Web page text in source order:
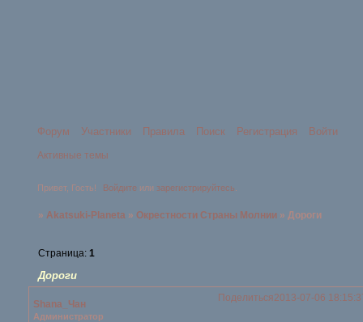
Форум Участники Правила Поиск Регистрация Войти
Активные темы
Привет, Гость! Войдите или зарегистрируйтесь.
»Akatsuki-Planeta »Окрестности Страны Молнии »Дороги
Дороги
Страница:1
Поделиться2013-07-06
Shana_Чан
Администратор